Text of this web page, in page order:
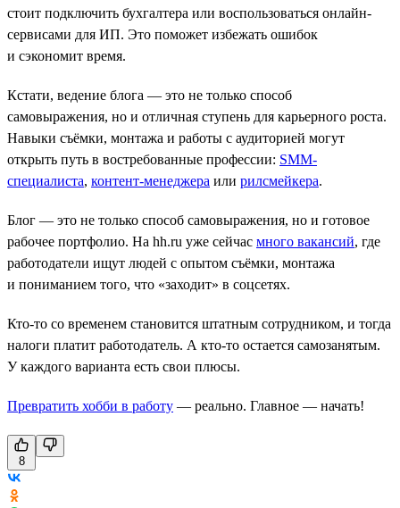
стоит подключить бухгалтера или воспользоваться онлайн-
сервисами для ИП. Это поможет избежать ошибок
и сэкономит время.
Кстати, ведение блога — это не только способ
самовыражения, но и отличная ступень для карьерного роста.
Навыки съёмки, монтажа и работы с аудиторией могут
открыть путь в востребованные профессии: SMM-
специалиста, контент-менеджера или рилсмейкера.
Блог — это не только способ самовыражения, но и готовое
рабочее портфолио. На hh.ru уже сейчас много вакансий, где
работодатели ищут людей с опытом съёмки, монтажа
и пониманием того, что «заходит» в соцсетях.
Кто-то со временем становится штатным сотрудником, и тогда
налоги платит работодатель. А кто-то остается самозанятым.
У каждого варианта есть свои плюсы.
Превратить хобби в работу — реально. Главное — начать!
8